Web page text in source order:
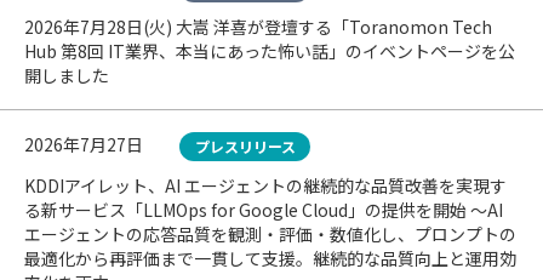
2026年7月28日(火) 大嵩 洋喜が登壇する「Toranomon Tech
Hub 第8回 IT業界、本当にあった怖い話」のイベントページを公
開しました
2026年7月27日 プレスリリース
KDDIアイレット、AI エージェントの継続的な品質改善を実現す
る新サービス「LLMOps for Google Cloud」の提供を開始 ～AI
エージェントの応答品質を観測・評価・数値化し、プロンプトの
最適化から再評価まで一貫して支援。継続的な品質向上と運用効